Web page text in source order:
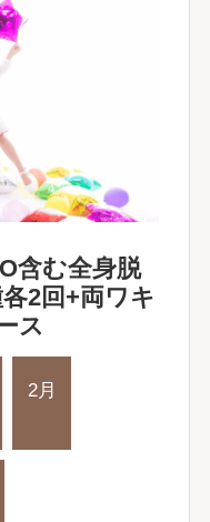
含む全身脱
2回+両ワキ
ス
2月